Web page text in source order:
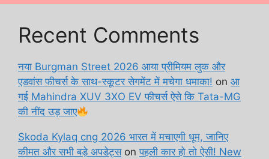
Recent Comments
नया Burgman Street 2026 आया प्रीमियम लुक और
एडवांस फीचर्स के साथ-स्कूटर सेगमेंट में मचेगा धमाका! on आ
गई Mahindra XUV 3XO EV फीचर्स ऐसे कि Tata-MG
की नींद उड़ जाए
Skoda Kylaq cng 2026 भारत में मचाएगी धूम, जानिए
कीमत और सभी बड़े अपडेट्सonपहली कार हो तो ऐसी! New